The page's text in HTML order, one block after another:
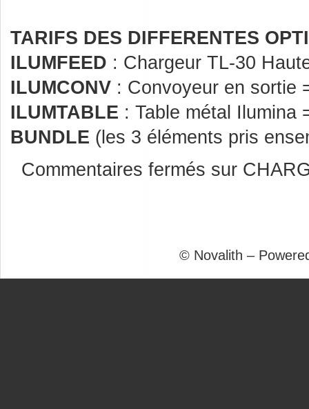
TARIFS DES DIFFERENTES
ILUMFEED : Chargeur TL-30
ILUMCONV : Convoyeur en sortie
ILUMTABLE : Table métal Ilumina
BUNDLE (les 3 éléments pris
Commentaires fermés sur
© Novalith –